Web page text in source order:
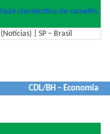
clandestina de camelôs,
| SP – Brasil
CDL/BH – Economia